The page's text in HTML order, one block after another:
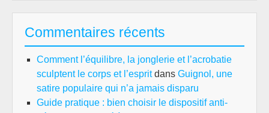
Commentaires récents
Comment l’équilibre, la jonglerie et l’acrobatie
sculptent le corps et l’espritdans Guignol, une
satire populaire qui n’a jamais disparu
Guide pratique : bien choisir le dispositif anti-